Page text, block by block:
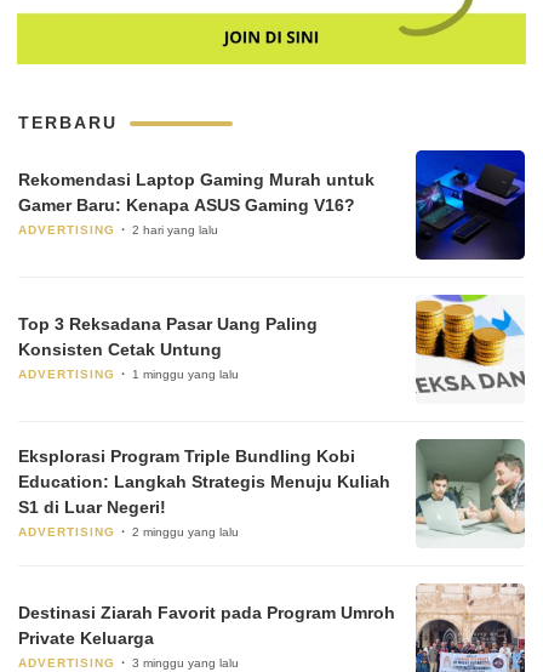
TERBARU
Rekomendasi Laptop Gaming Murah untuk
Gamer Baru: Kenapa ASUS Gaming V16?
ADVERTISING 2 hari yang lalu
Top 3 Reksadana Pasar Uang Paling
Konsisten Cetak Untung
ADVERTISING 1 minggu yang lalu
Eksplorasi Program Triple Bundling Kobi
Education: Langkah Strategis Menuju Kuliah
S1 di Luar Negeri!
ADVERTISING 2 minggu yang lalu
Destinasi Ziarah Favorit pada Program Umroh
Private Keluarga
ADVERTISING 3 minggu yang lalu